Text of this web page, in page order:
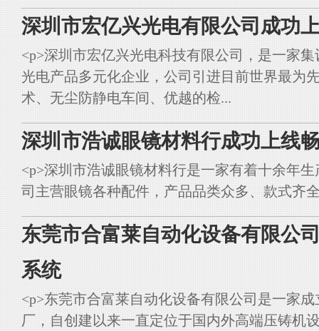
深圳市宏亿兴光电有限公司成功
<p>深圳市宏亿兴光电科技有限公司，是一家
光电产品多元化企业，公司引进目前世界最为
术、无尘防静电车间、优越的检...
深圳市浩诚眼镜材料行成功上线
<p>深圳市浩诚眼镜材料行是一家有着十余年
司主营眼镜各种配件，产品品类众多、款式齐
东莞市合富莱自动化设备有限公
系统
<p>东莞市合富莱自动化设备有限公司是一家
厂，自创建以来一直定位于国内外高端压铸机